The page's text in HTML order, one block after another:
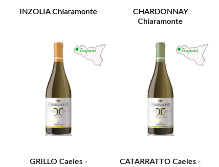
INZOLIA Chiaramonte
CHARDONNAY
Chiaramonte
GRILLO Caeles -
CATARRATTO Caeles -